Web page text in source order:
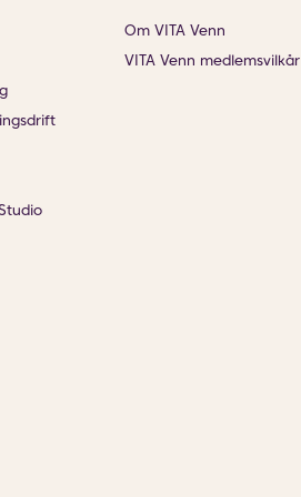
Om VITA Venn
VITA Venn